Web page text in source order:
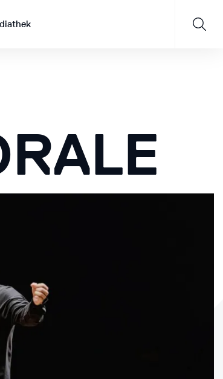
JETZT ENTDECKEN